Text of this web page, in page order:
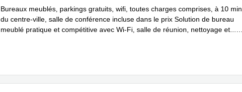
Bureaux meublés, parkings gratuits, wifi, toutes charges comprises, à 10 min
du centre-ville, salle de conférence incluse dans le prix Solution de bureau
meublé pratique et compétitive avec Wi-Fi, salle de réunion, nettoyage et